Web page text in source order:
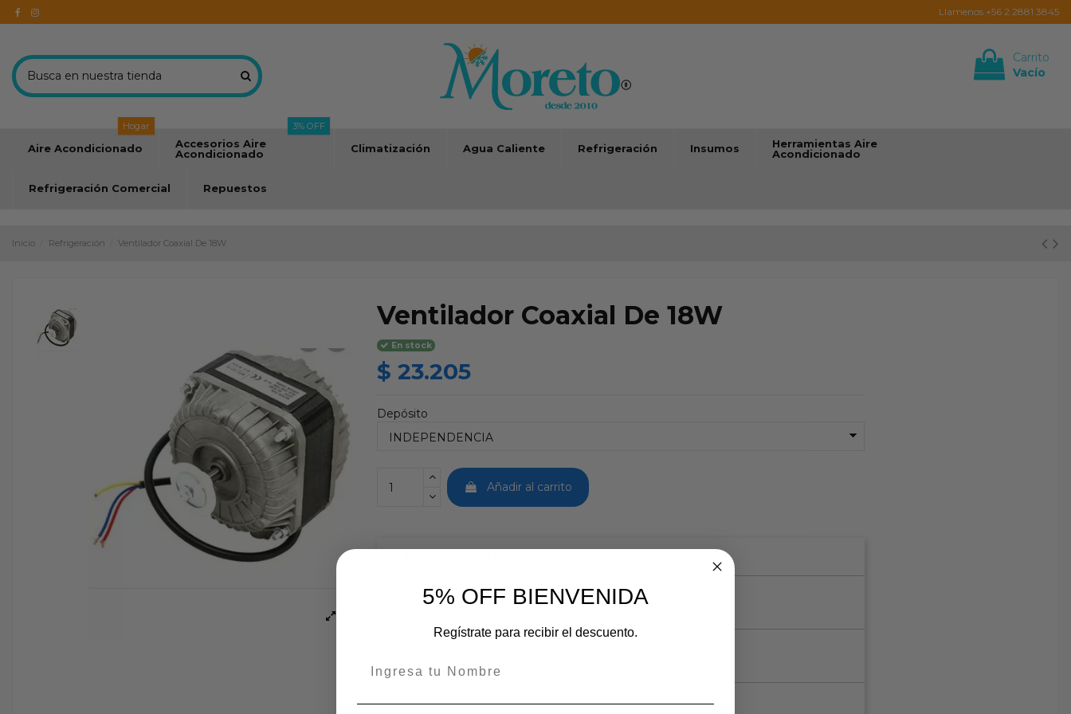
Llamenos +56 2 2881 3845
Carrito
Vacío
Aire Acondicionado
Hogar
Accesorios Aire
Acondicionado
3% OFF
Climatización Agua Caliente Refrigeración Insumos
Herramientas Aire
Acondicionado
Refrigeración Comercial Repuestos
Inicio Refrigeración Ventilador Coaxial De 18W
Ventilador Coaxial De 18W
En stock
$ 23.205
Depósito
Añadir al carrito
INDEPENDENCIA
En stock:
En stock:
5% OFF BIENVENIDA
Regístrate para recibir el descuento.